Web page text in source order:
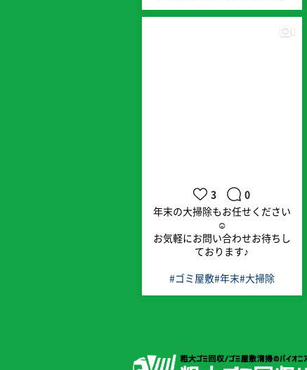
3
0
年末の大掃除もお任せください
☺️
お気軽にお問い合わせお待ちし
ております♪
#ゴミ屋敷#年末#大掃除